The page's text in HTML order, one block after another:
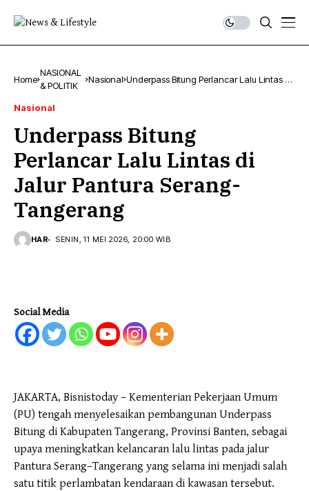
Home
NASIONAL
& POLITIK
Nasional Underpass Bitung Perlancar Lalu Lintas di
Nasional
Underpass Bitung
Perlancar Lalu Lintas di
Jalur Pantura Serang-
Tangerang
HAR SENIN, 11 MEI 2026, 20:00 WIB
Social Media
JAKARTA, Bisnistoday – Kementerian Pekerjaan Umum
(PU) tengah menyelesaikan pembangunan Underpass
Bitung di Kabupaten Tangerang, Provinsi Banten, sebagai
upaya meningkatkan kelancaran lalu lintas pada jalur
Pantura Serang–Tangerang yang selama ini menjadi salah
satu titik perlambatan kendaraan di kawasan tersebut.